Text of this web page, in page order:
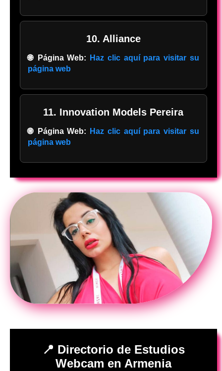
10. Alliance
🌐 Página Web:
Haz clic aquí para visitar su
página web
11. Innovation Models Pereira
🌐 Página Web:
Haz clic aquí para visitar su
página web
📍 Directorio de Estudios
Webcam en Armenia